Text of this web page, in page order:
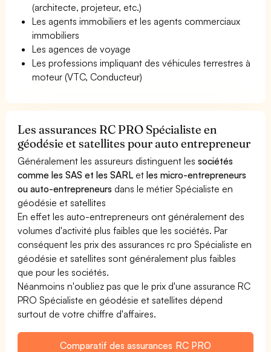
(architecte, projeteur, etc.)
Les agents immobiliers et les agents commerciaux
immobiliers
Les agences de voyage
Les professions impliquant des véhicules terrestres à
moteur (VTC, Conducteur)
Les assurances RC PRO Spécialiste en
géodésie et satellites pour auto entrepreneur
Généralement les assureurs distinguent lessociétés
comme les SAS et les SARL etles micro-entrepreneurs
ou auto-entrepreneurs dans le métier Spécialiste en
géodésie et satellites
En effet les auto-entrepreneurs ont généralement des
volumes d'activité plus faibles que les sociétés. Par
conséquent les prix des assurances rc pro Spécialiste en
géodésie et satellites sont généralement plus faibles
que pour les sociétés.
Néanmoins n'oubliez pas que le prix d'une assurance RC
PRO Spécialiste en géodésie et satellites dépend
surtout de votre chiffre d'affaires.
Comparatif des assurances RC PRO